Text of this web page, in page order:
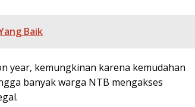
Baik
year, kemungkinan karena kemudahan
banyak warga NTB mengakses